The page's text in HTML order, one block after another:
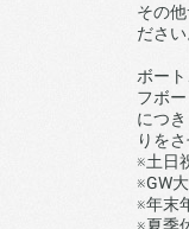
その
ださい
ボー
フボ
につ
りを
※土日
※GW
※年末
※夏季